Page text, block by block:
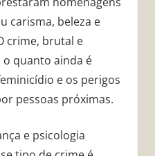
carisma, beleza e
crime, brutal e
quanto ainda é
e os perigos
pessoas próximas.
e psicologia